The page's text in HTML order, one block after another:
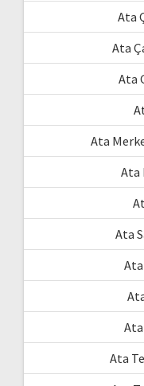
Ata
Ata
Ata
Ata
Ata
Ata
Ata